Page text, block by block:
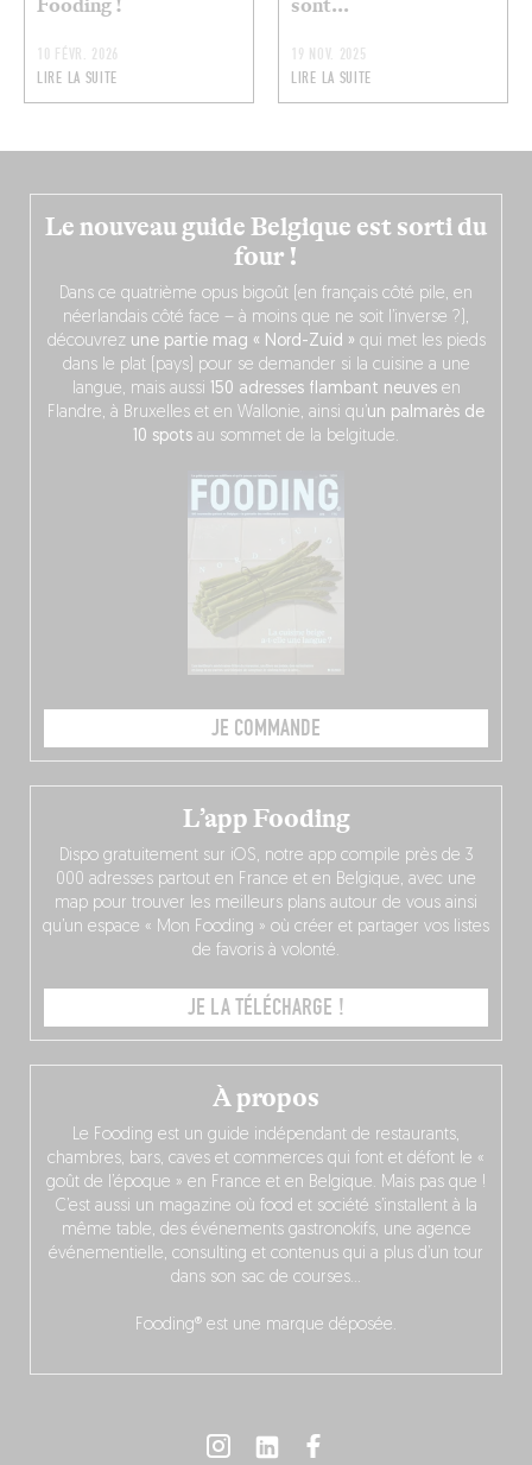
Fooding !
10 FÉVR. 2026
LIRE LA SUITE
sont...
19 NOV. 2025
LIRE LA SUITE
Le nouveau guide Belgique est sorti du
four !
Dans ce quatrième opus bigoût (en français côté pile, en
néerlandais côté face – à moins que ne soit l’inverse ?),
découvrez une partie mag « Nord-Zuid » qui met les pieds
dans le plat (pays) pour se demander si la cuisine a une
langue, mais aussi 150 adresses flambant neuvesen
Flandre, à Bruxelles et en Wallonie, ainsi qu’ un palmarès de
10 spots au sommet de la belgitude.
JE COMMANDE
À propos
Le Fooding est un guide indépendant de restaurants,
chambres, bars, caves et commerces qui font et défont le «
goût de l’époque » en France et en Belgique. Mais pas que !
C’est aussi un magazine où food et société s’installent à la
même table, des événements gastronokifs, une agence
événementielle, consulting et contenus qui a plus d’un tour
dans son sac de courses…
Fooding® est une marque déposée.
L’app Fooding
Dispo gratuitement sur iOS, notre app compile près de 3
000 adresses partout en France et en Belgique, avec une
map pour trouver les meilleurs plans autour de vous ainsi
qu’un espace « Mon Fooding » où créer et partager vos listes
de favoris à volonté.
JE LA TÉLÉCHARGE !